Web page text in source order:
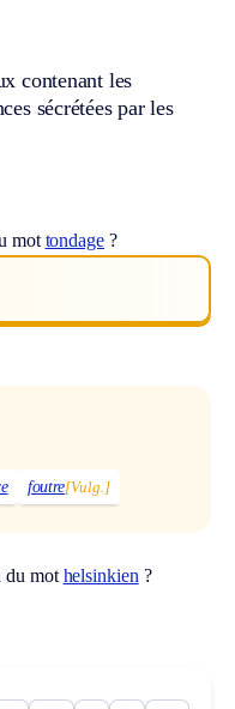
contenant les
sécrétées par les
mot tondage ?
foutre[Vulg.]
du mot helsinkien ?